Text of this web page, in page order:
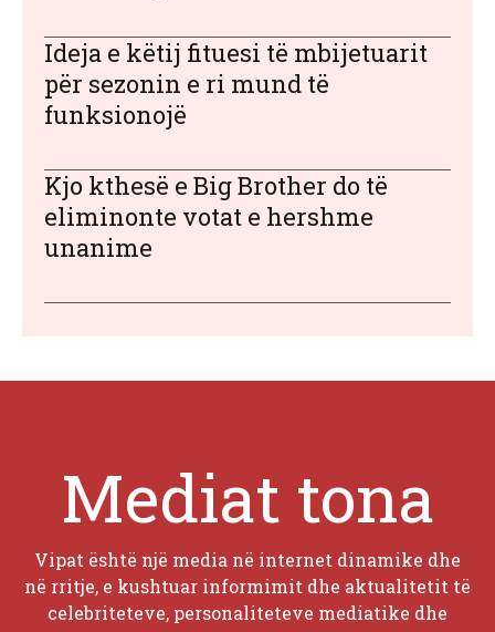
Ideja e këtij fituesi të mbijetuarit
për sezonin e ri mund të
funksionojë
Kjo kthesë e Big Brother do të
eliminonte votat e hershme
unanime
Mediat tona
Vipat është një media në internet dinamike dhe
në rritje, e kushtuar informimit dhe aktualitetit të
celebriteteve, personaliteteve mediatike dhe